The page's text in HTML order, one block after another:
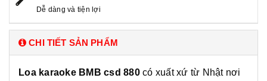
Dễ dàng và tiện lợi
CHI TIẾT SẢN PHẨM
Loa karaoke BMB csd 880có xuất xứ từ Nhật nơi